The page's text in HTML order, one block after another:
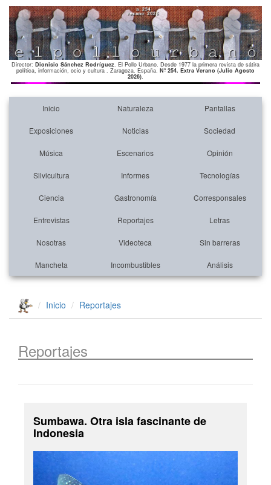
Director: Dionisio Sánchez Rodríguez. El Pollo Urbano. Desde 1977 la primera revista de sátira
política, información, ocio y cultura . Zaragoza. España. Nº 254. Extra Verano (Julio Agosto
2026).
Inicio Naturaleza Pantallas
Exposiciones Noticias Sociedad
Música Escenarios Opinión
Silvicultura Informes Tecnologías
Ciencia Gastronomía Corresponsales
Entrevistas Reportajes Letras
Nosotras Videoteca Sin barreras
Mancheta Incombustibles Análisis
Inicio Reportajes
Reportajes
Sumbawa. Otra isla fascinante de
Indonesia